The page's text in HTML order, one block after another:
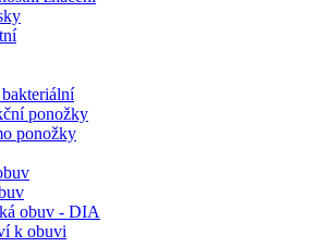
ponožky
ponožky
obuv - DIA
k obuvi